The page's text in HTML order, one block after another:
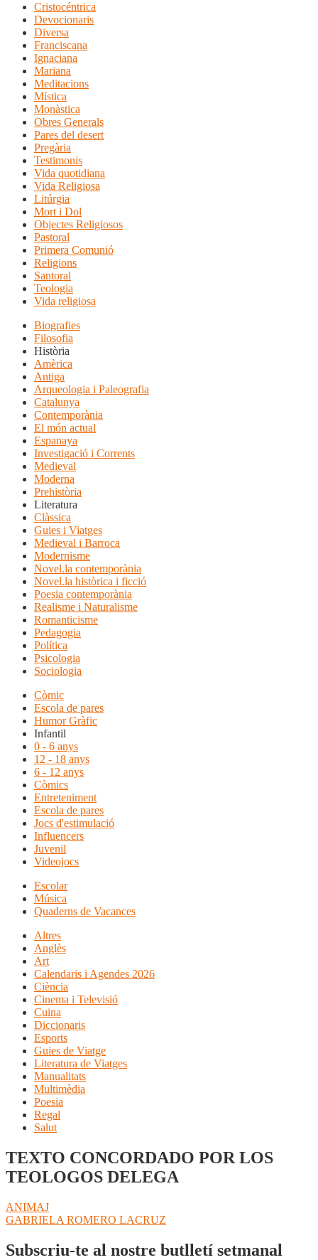
Cristocéntrica
Devocionaris
Diversa
Franciscana
Ignaciana
Mariana
Meditacions
Mística
Monàstica
Obres Generals
Pares del desert
Pregària
Testimonis
Vida quotidiana
Vida Religiosa
Litúrgia
Mort i Dol
Objectes Religiosos
Pastoral
Primera Comunió
Religions
Santoral
Teologia
Vida religiosa
Biografies
Filosofia
Història
Amèrica
Antiga
Arqueologia i Paleografia
Catalunya
Contemporània
El món actual
Espanaya
Investigació i Corrents
Medieval
Moderna
Prehistòria
Literatura
Clàssica
Guies i Viatges
Medieval i Barroca
Modernisme
Novel.la contemporània
Novel.la històrica i ficció
Poesia contemporània
Realisme i Naturalisme
Romanticisme
Pedagogia
Política
Psicologia
Sociologia
Còmic
Escola de pares
Humor Gràfic
Infantil
0 - 6 anys
12 - 18 anys
6 - 12 anys
Còmics
Entreteniment
Escola de pares
Jocs d'estimulació
Influencers
Juvenil
Videojocs
Escolar
Música
Quaderns de Vacances
Altres
Anglès
Art
Calendaris i Agendes 2026
Ciència
Cinema i Televisió
Cuina
Diccionaris
Esports
Guies de Viatge
Literatura de Viatges
Manualitats
Multimèdia
Poesia
Regal
Salut
TEXTO CONCORDADO POR LOS
TEOLOGOS DELEGA
Navegació
d'entrades
Entrada
anterior:
ANIMAJ
Pròxima
GABRIELA ROMERO LACRUZ
Subscriu-te al nostre butlletí setmanal